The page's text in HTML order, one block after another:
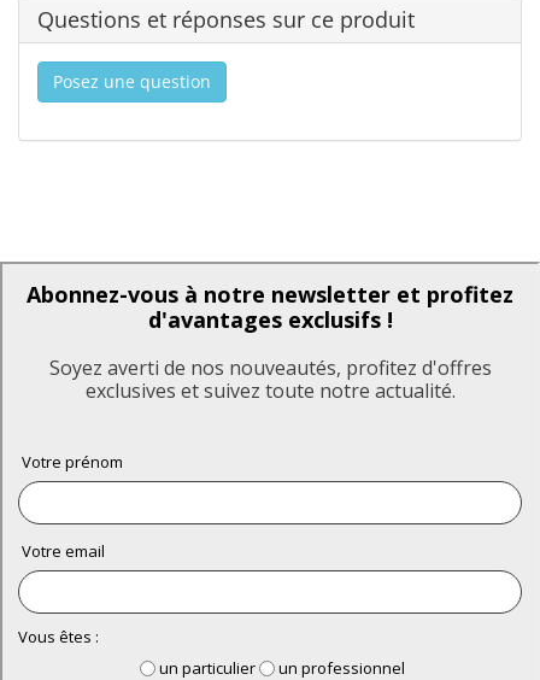
Questions et réponses sur ce produit
Posez une question